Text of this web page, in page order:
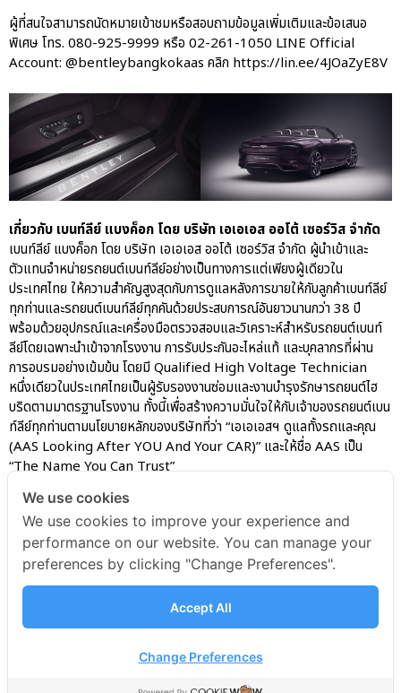
ผู้ที่สนใจสามารถนัดหมายเข้าชมหรือสอบถามข้อมูลเพิ่มเติมและข้อเสนอ
พิเศษ โทร. 080-925-9999 หรือ 02-261-1050 LINE Official
Account: @bentleybangkokaas คลิก https://lin.ee/4JOaZyE8V
เกี่ยวกับ เบนท์ลีย์ แบงค็อก โดย บริษัท เอเอเอส ออโต้ เซอร์วิส จำกัด
เบนท์ลีย์ แบงค็อก โดย บริษัท เอเอเอส ออโต้ เซอร์วิส จำกัด ผู้นำเข้าและ
ตัวแทนจำหน่ายรถยนต์เบนท์ลีย์อย่างเป็นทางการแต่เพียงผู้เดียวใน
ประเทศไทย ให้ความสำคัญสูงสุดกับการดูแลหลังการขายให้กับลูกค้าเบนท์ลีย์
ทุกท่านและรถยนต์เบนท์ลีย์ทุกคันด้วยประสบการณ์อันยาวนานกว่า 38 ปี
พร้อมด้วยอุปกรณ์และเครื่องมือตรวจสอบและวิเคราะห์สำหรับรถยนต์เบนท์
ลีย์โดยเฉพาะนำเข้าจากโรงงาน การรับประกันอะไหล่แท้ และบุคลากรที่ผ่าน
การอบรมอย่างเข้มข้น โดยมี Qualified High Voltage Technician
หนึ่งเดียวในประเทศไทยเป็นผู้รับรองงานซ่อมและงานบำรุงรักษารถยนต์ไฮ
บริดตามมาตรฐานโรงงาน ทั้งนี้เพื่อสร้างความมั่นใจให้กับเจ้าของรถยนต์เบน
ท์ลีย์ทุกท่านตามนโยบายหลักของบริษัทที่ว่า “เอเอเอสฯ ดูแลทั้งรถและคุณ
(AAS Looking After YOU And Your CAR)” และให้ชื่อ AAS เป็น
“The Name You Can Trust”
AAS Bentley Marketing
AAS Bentley Marketing January 29, 2025 11:20 am
We use cookies
We use cookies to improve your experience and
performance on our website. You can manage your
preferences by clicking "Change Preferences".
Accept All
Change Preferences